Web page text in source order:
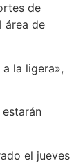
de
área de
la ligera»,
el jueves